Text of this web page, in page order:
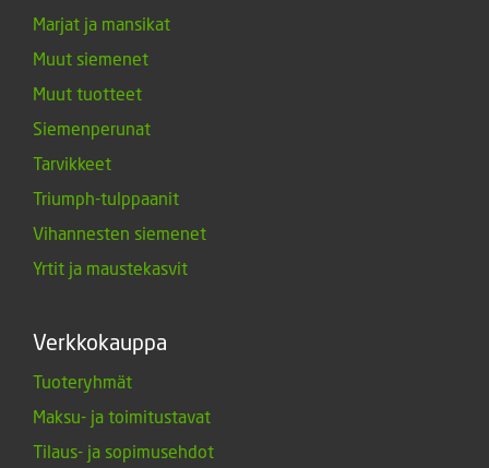
Marjat ja mansikat
Muut siemenet
Muut tuotteet
Siemenperunat
Tarvikkeet
Triumph-tulppaanit
Vihannesten siemenet
Yrtit ja maustekasvit
Verkkokauppa
Tuoteryhmät
Maksu- ja toimitustavat
Tilaus- ja sopimusehdot